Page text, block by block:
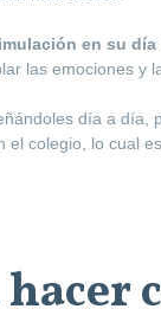
en su
las emociones y
día a día,
colegio, lo cual